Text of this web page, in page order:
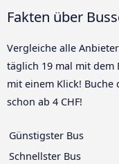
Fakten über
Vergleiche alle
täglich 19 mal mit dem
mit einem Klick! Buche
schon ab 4 CHF!
Günstigster Bus
Schnellster Bus